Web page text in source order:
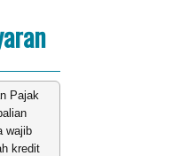
Pajak
wajib
kredit